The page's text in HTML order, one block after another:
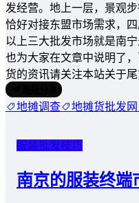
发经营。地上一层，景观
恰好对接东盟市场需求，
以上三大批发市场就是南
也为大家在文章中说明了
货的资讯请关注本站关于尾
地摊调查 地摊货批发网
服装批发技巧
南京的服装终端